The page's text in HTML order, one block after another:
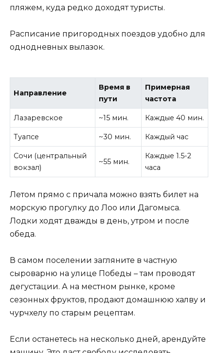
пляжем, куда редко доходят туристы.
Расписание пригородных поездов удобно для
однодневных вылазок.
Направление
Время в
пути
Примерная
частота
Лазаревское ~15 мин. Каждые 40 мин.
Туапсе ~30 мин. Каждый час
Сочи (центральный
вокзал)
~55 мин.
Каждые 1.5-2
часа
Летом прямо с причала можно взять билет на
морскую прогулку до Лоо или Дагомыса.
Лодки ходят дважды в день, утром и после
обеда.
В самом поселении загляните в частную
сыроварню на улице Победы – там проводят
дегустации. А на местном рынке, кроме
сезонных фруктов, продают домашнюю халву и
чурчхелу по старым рецептам.
Если останетесь на несколько дней, арендуйте